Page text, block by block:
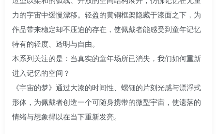
力的宇宙中缓慢漂移。轻盈的黄铜框架隐藏于漆面之下，为
作品带来稳定却不压迫的存在，使佩戴者能感受到童年记忆
特有的轻度、透明与自由。
本系列关注的是：当真实的童年场所已消失，我们如何重新
进入记忆的空间？
《宇宙的梦》通过大漆的时间性、螺钿的片刻光感与漂浮式
形体，为佩戴者创造一个可随身携带的微型宇宙，使遗落的
情绪与想象得以在当下重新发亮。